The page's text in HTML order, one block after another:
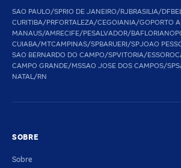
SAO PAULO/SPRIO DE JANEIRO/RJBRASILIA/DF
CURITIBA/PRFORTALEZA/CEGOIANIA/GOPORTO
MANAUS/AMRECIFE/PESALVADOR/BA
CUIABA/MTCAMPINAS/SPBARUERI/SPJOAO
SAO BERNARDO DO CAMPO/SPVITORIA/ES
CAMPO GRANDE/MSSAO JOSE DOS CAMPOS/SP
NATAL/RN
SOBRE
Sobre